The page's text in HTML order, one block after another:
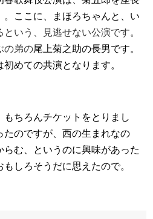
ここに、まほろちゃんと、い
いう、見逃せない公演です。
の弟の尾上菊之助の長男です。
めての共演となります。
ちろんチケットをとりまし
たのですが、西の生まれなの
む、というのに興味があった
しろそうだに思えたので。